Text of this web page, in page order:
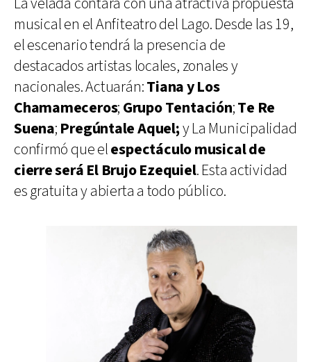
musical en el Anfiteatro del Lago. Desde las 19,
el escenario tendrá la presencia de
destacados artistas locales, zonales y
nacionales. Actuarán:Tiana y Los
Chamameceros; Grupo Tentación;Te Re
Suena; Pregúntale Aquel;y La Municipalidad
confirmó que elespectáculo musical de
cierre será El Brujo Ezequiel. Esta actividad
es gratuita y abierta a todo público.